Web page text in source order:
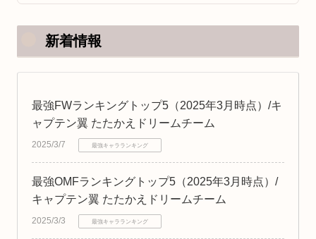
新着情報
最強FWランキングトップ5（2025年3月時点）/キ
ャプテン翼 たたかえドリームチーム
2025/3/7 最強キャラランキング
最強OMFランキングトップ5（2025年3月時点）/
キャプテン翼 たたかえドリームチーム
2025/3/3 最強キャラランキング